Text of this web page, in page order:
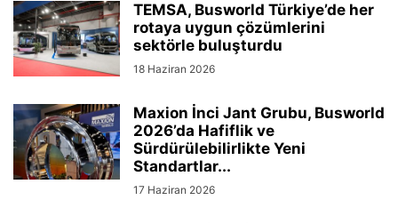
TEMSA, Busworld Türkiye’de her
rotaya uygun çözümlerini
sektörle buluşturdu
18 Haziran 2026
Maxion İnci Jant Grubu, Busworld
2026’da Hafiflik ve
Sürdürülebilirlikte Yeni
Standartlar...
17 Haziran 2026